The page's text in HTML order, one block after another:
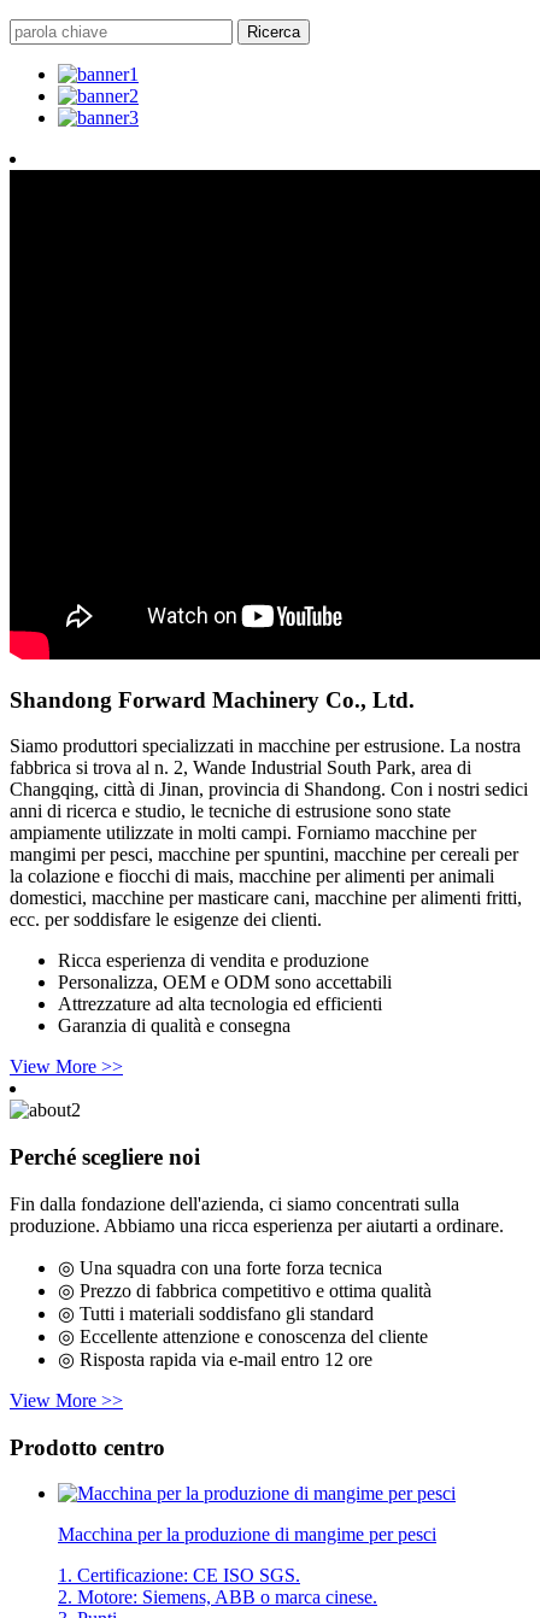
Shandong Forward Machinery Co., Ltd.
Siamo produttori specializzati in macchine per estrusione. La nostra
fabbrica si trova al n. 2, Wande Industrial South Park, area di
Changqing, città di Jinan, provincia di Shandong. Con i nostri sedici
anni di ricerca e studio, le tecniche di estrusione sono state
ampiamente utilizzate in molti campi. Forniamo macchine per
mangimi per pesci, macchine per spuntini, macchine per cereali per
la colazione e fiocchi di mais, macchine per alimenti per animali
domestici, macchine per masticare cani, macchine per alimenti fritti,
ecc. per soddisfare le esigenze dei clienti.
Ricca esperienza di vendita e produzione
Personalizza, OEM e ODM sono accettabili
Attrezzature ad alta tecnologia ed efficienti
Garanzia di qualità e consegna
View More >>
Perché scegliere noi
Fin dalla fondazione dell'azienda, ci siamo concentrati sulla
produzione. Abbiamo una ricca esperienza per aiutarti a ordinare.
◎ Una squadra con una forte forza tecnica
◎ Prezzo di fabbrica competitivo e ottima qualità
◎ Tutti i materiali soddisfano gli standard
◎ Eccellente attenzione e conoscenza del cliente
◎ Risposta rapida via e-mail entro 12 ore
View More >>
Prodotto centro
Macchina per la produzione di mangime per pesci
1. Certificazione: CE ISO SGS.
2. Motore: Siemens, ABB o marca cinese.